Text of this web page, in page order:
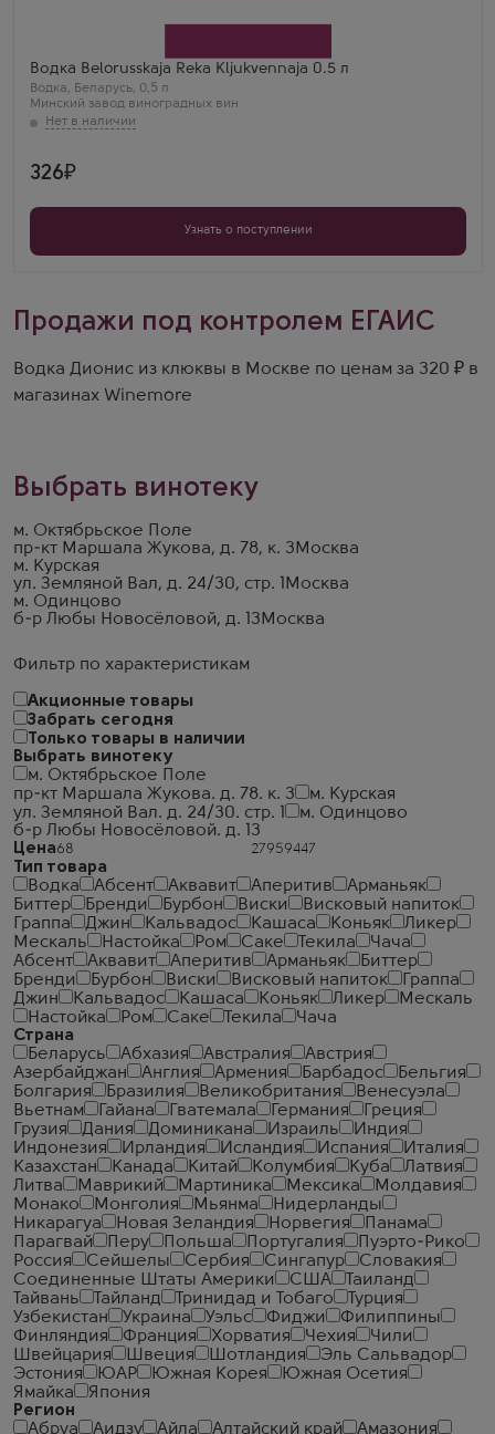
Фильтр по характеристикам
Акционные товары
Забрать сегодня
Только товары в наличии
Выбрать винотеку
м. Октябрьское Поле
пр-кт Маршала Жукова. д. 78. к. 3
м. Курская
ул. Земляной Вал. д. 24/30. стр. 1
м. Одинцово
б-р Любы Новосёловой. д. 13
Цена
Тип товара
Водка
Абсент Аквавит Аперитив
Арманьяк
Биттер
Бренди Бурбон Виски
Висковый напиток
Граппа
Джин Кальвадос Кашаса Коньяк
Ликер
Мескаль
Настойка Ром Саке Текила
Чача
Абсент
Аквавит Аперитив Арманьяк
Биттер
Бренди
Бурбон Виски Висковый напиток
Граппа
Джин
Кальвадос Кашаса Коньяк Ликер
Мескаль
Настойка
Ром Саке Текила
Чача
Страна
Беларусь
Абхазия Австралия
Австрия
Азербайджан
Англия Армения Барбадос
Бельгия
Болгария
Бразилия Великобритания
Венесуэла
Вьетнам
Гайана Гватемала Германия
Греция
Грузия
Дания Доминикана Израиль
Индия
Индонезия
Ирландия Исландия Испания
Италия
Казахстан
Канада Китай Колумбия Куба
Латвия
Литва
Маврикий Мартиника Мексика
Молдавия
Монако
Монголия Мьянма
Нидерланды
Никарагуа
Новая Зеландия Норвегия
Панама
Парагвай
Перу Польша Португалия
Пуэрто-Рико
Россия
Сейшелы Сербия Сингапур
Словакия
Соединенные Штаты Америки
США
Таиланд
Тайвань
Тайланд Тринидад и Тобаго
Турция
Узбекистан
Украина Уэльс Фиджи
Филиппины
Финляндия
Франция Хорватия Чехия
Чили
Швейцария
Швеция Шотландия
Эль Сальвадор
Эстония
ЮАР Южная Корея
Южная Осетия
Ямайка
Япония
Регион
Абруа
Аидзу Айла Алтайский край
Амазония
Водка Belorusskaja Reka Kljukvennaja 0.5 л
Водка, Беларусь, 0,5 л
Минский завод виноградных вин
326
Узнать о поступлении
Продажи под контролем ЕГАИС
Водка Дионис из клюквы в Москве по ценам за 320 ₽ в
магазинах Winemore
Выбрать винотеку
м. Октябрьское Поле
пр-кт Маршала Жукова, д. 78, к. 3 Москва
м. Курская
ул. Земляной Вал, д. 24/30, стр. 1
Москва
м. Одинцово
б-р Любы Новосёловой, д. 13 Москва